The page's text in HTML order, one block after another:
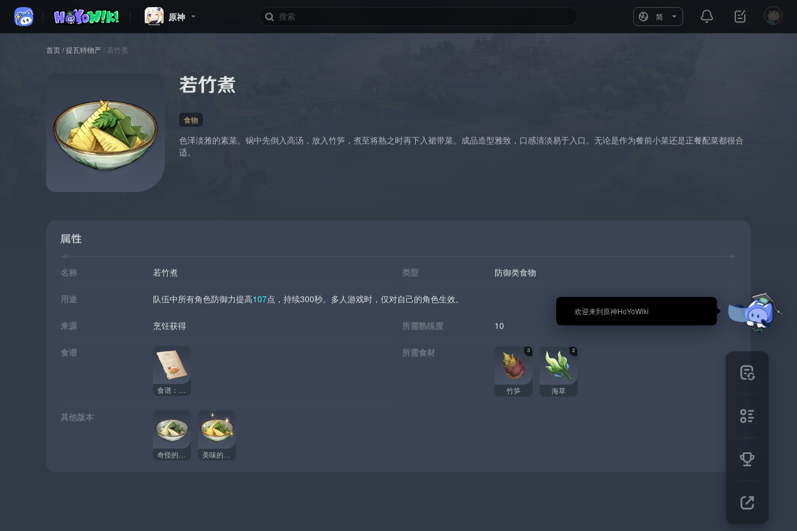
原神 简
🎉 欢迎来到原神HoYoWiki
首页/提瓦特物产/ 若竹煮
若竹煮
食物
色泽淡雅的素菜。锅中先倒入高汤，放入竹笋，煮至将熟之时再下入裙带菜。成品造型雅致，口感清淡易于入口。无论是作为餐前小菜还是正餐配菜都很合
适。
属性
名称 若竹煮 类型 防御类食物
用途 队伍中所有角色防御力提高107点，持续300秒。多人游戏时，仅对自己的角色生效。
来源 烹饪获得 所需熟练度 10
食谱 所需食材 3
竹笋
2
海草
其他版本